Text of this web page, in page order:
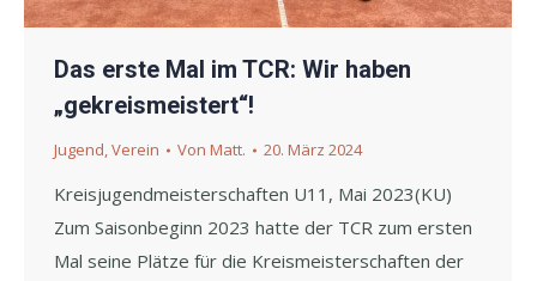
Das erste Mal im TCR: Wir haben
„gekreismeistert“!
Jugend,Verein Von Matt. 20. März 2024
Kreisjugendmeisterschaften U11, Mai 2023(KU)
Zum Saisonbeginn 2023 hatte der TCR zum ersten
Mal seine Plätze für die Kreismeisterschaften der